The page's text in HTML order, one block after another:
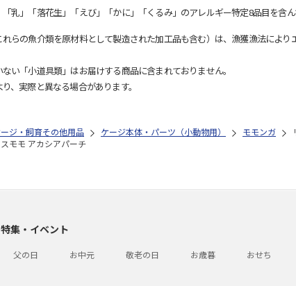
乳」「落花生」「えび」「かに」「くるみ」のアレルギー特定8品目を含ん
らの魚介類を原材料として製造された加工品も含む）は、漁獲漁法によ
い「小道具類」はお届けする商品に含まれておりません。
、実際と異なる場合があります。
ジ・飼育その他用品 ケージ本体・パーツ（小動物用） モモンガ
スモモ アカシアパーチ
集・イベント
父の日 お中元 敬老の日 お歳暮 おせち